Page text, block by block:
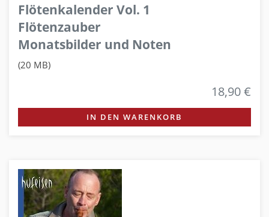
Flötenkalender Vol. 1
Flötenzauber
Monatsbilder und Noten
(20 MB)
18,90 €
IN DEN WARENKORB